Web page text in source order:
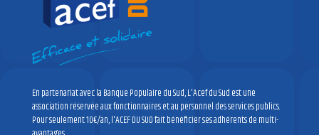
En partenariat avec la Banque Populaire du Sud, L'Acef du Sud est une
association réservée aux fonctionnaires et au personnel des services publics.
Pour seulement 10€/an, l'ACEF DU SUD fait bénéficier ses adhérents de multi-